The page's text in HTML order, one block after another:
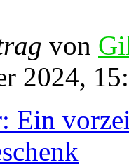
von
2024,
Ein